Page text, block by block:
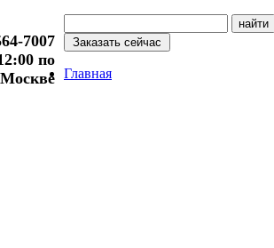
7007
по
Москве Главная